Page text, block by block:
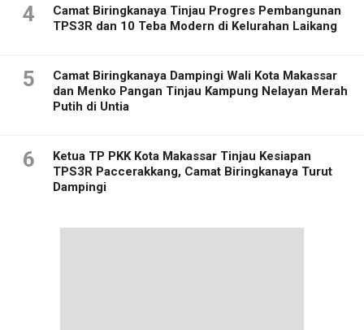
4
Camat Biringkanaya Tinjau Progres Pembangunan
TPS3R dan 10 Teba Modern di Kelurahan Laikang
5
Camat Biringkanaya Dampingi Wali Kota Makassar
dan Menko Pangan Tinjau Kampung Nelayan Merah
Putih di Untia
6
Ketua TP PKK Kota Makassar Tinjau Kesiapan
TPS3R Paccerakkang, Camat Biringkanaya Turut
Dampingi